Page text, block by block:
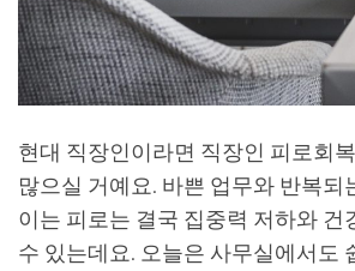
현대 직장인이라면 직장인 피로회
많으실 거예요. 바쁜 업무와 반복되
이는 피로는 결국 집중력 저하와 건
수 있는데요. 오늘은 사무실에서도